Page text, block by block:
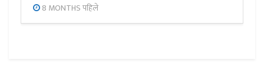
8 MONTHS पहिले